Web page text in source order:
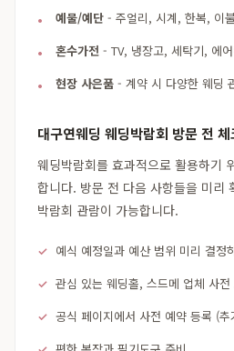
예물/예단 - 주얼리, 시계, 한복, 이
혼수가전 - TV, 냉장고, 세탁기, 에
현장 사은품 - 계약 시 다양한 웨딩
대구연웨딩 웨딩박람회 방문 전 체
웨딩박람회를 효과적으로 활용하기
합니다. 방문 전 다음 사항들을 미리
박람회 관람이 가능합니다.
예식 예정일과 예산 범위 미리 결정
관심 있는 웨딩홀, 스드메 업체 사전
공식 페이지에서 사전 예약 등록 (추